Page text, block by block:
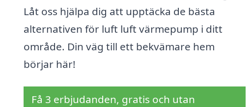
Låt oss hjälpa dig att upptäcka de bästa
alternativen för luft luft värmepump i ditt
område. Din väg till ett bekvämare hem
börjar här!
Få 3 erbjudanden, gratis och utan